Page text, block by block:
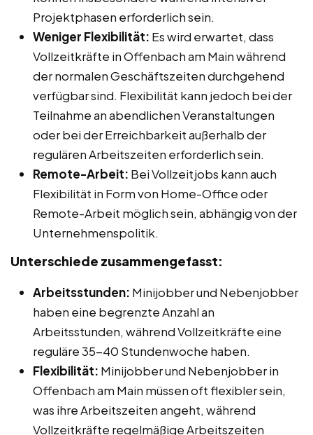
Projektphasen erforderlich sein.
Weniger Flexibilität: Es wird erwartet, dass
Vollzeitkräfte in Offenbach am Main während
der normalen Geschäftszeiten durchgehend
verfügbar sind. Flexibilität kann jedoch bei der
Teilnahme an abendlichen Veranstaltungen
oder bei der Erreichbarkeit außerhalb der
regulären Arbeitszeiten erforderlich sein.
Remote-Arbeit: Bei Vollzeitjobs kann auch
Flexibilität in Form von Home-Office oder
Remote-Arbeit möglich sein, abhängig von der
Unternehmenspolitik.
Unterschiede zusammengefasst:
Arbeitsstunden: Minijobber und Nebenjobber
haben eine begrenzte Anzahl an
Arbeitsstunden, während Vollzeitkräfte eine
reguläre 35-40 Stundenwoche haben.
Flexibilität: Minijobber und Nebenjobber in
Offenbach am Main müssen oft flexibler sein,
was ihre Arbeitszeiten angeht, während
Vollzeitkräfte regelmäßige Arbeitszeiten